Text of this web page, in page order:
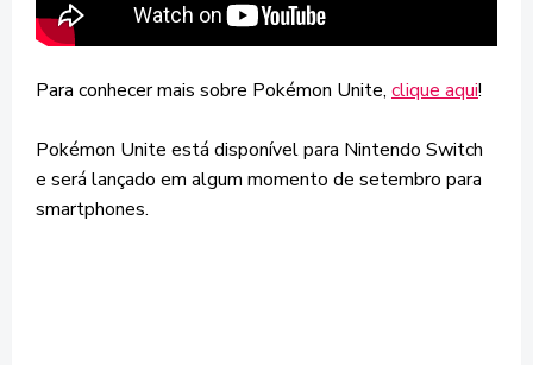
Para conhecer mais sobre Pokémon Unite, clique aqui!
Pokémon Unite está disponível para Nintendo Switch
e será lançado em algum momento de setembro para
smartphones.